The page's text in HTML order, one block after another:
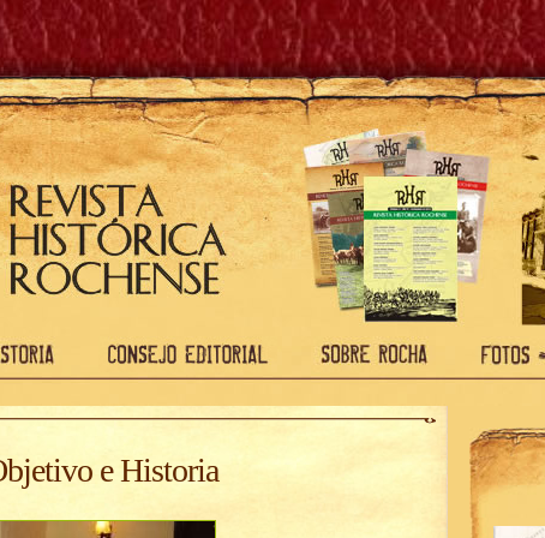
e Historia